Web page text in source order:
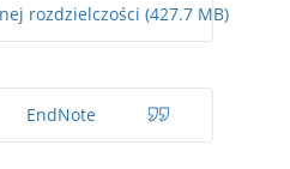
Skany w pełnej rozdzielczości (427.7 MB)
EndNote